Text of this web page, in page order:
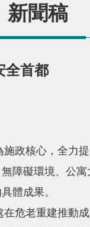
新聞稿
全首都
核心，全力
障礙環境、公
體成果。
老重建推動